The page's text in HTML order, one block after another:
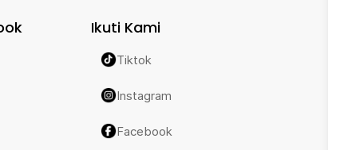
Ikuti Kami
Tiktok
Instagram
Facebook